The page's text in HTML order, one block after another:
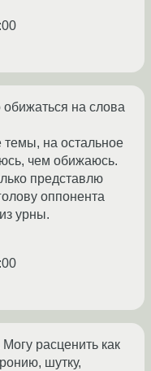
обижаться на слова
темы, на остальное
чем обижаюсь.
представлю
оппонента
урны.
Могу расценить как
шутку,